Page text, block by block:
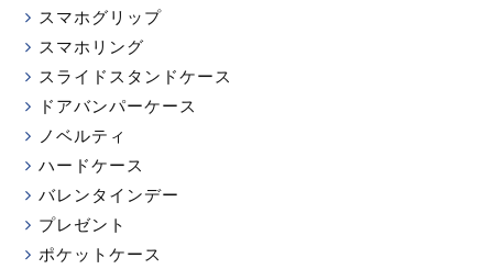
スマホグリップ
スマホリング
スライドスタンドケース
ドアバンパーケース
ノベルティ
ハードケース
バレンタインデー
プレゼント
ポケットケース